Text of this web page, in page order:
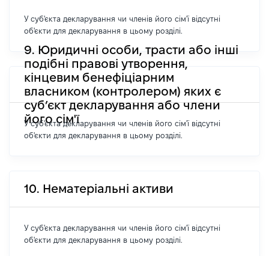
У суб'єкта декларування чи членів його сім'ї відсутні
об'єкти для декларування в цьому розділі.
9. Юридичні особи, трасти або інші
подібні правові утворення,
кінцевим бенефіціарним
власником (контролером) яких є
суб’єкт декларування або члени
його сім'ї
У суб'єкта декларування чи членів його сім'ї відсутні
об'єкти для декларування в цьому розділі.
10. Нематеріальні активи
У суб'єкта декларування чи членів його сім'ї відсутні
об'єкти для декларування в цьому розділі.